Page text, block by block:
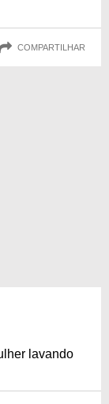
COMPARTILHAR
lavando